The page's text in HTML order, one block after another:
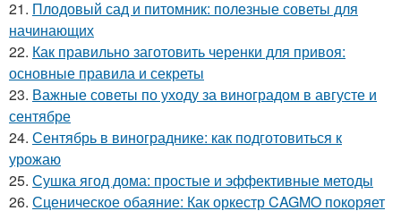
21. Плодовый сад и питомник: полезные советы для
начинающих
22. Как правильно заготовить черенки для привоя:
основные правила и секреты
23. Важные советы по уходу за виноградом в августе и
сентябре
24. Сентябрь в винограднике: как подготовиться к
урожаю
25. Сушка ягод дома: простые и эффективные методы
26. Сценическое обаяние: Как оркестр CAGMO покоряет